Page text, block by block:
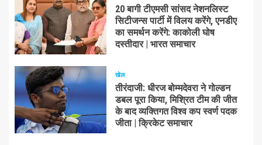
20 बागी टीएमसी सांसद नेशनलिस्ट
सिटीजन्स पार्टी में विलय करेंगे, एनडीए
का समर्थन करेंगे: काकोली घोष
दस्तीदार | भारत समाचार
खेल
तीरंदाजी: धीरज बोम्मदेवरा ने गोल्डन
डबल पूरा किया, मिश्रित टीम की जीत
के बाद व्यक्तिगत विश्व कप स्वर्ण पदक
जीता | क्रिकेट समाचार